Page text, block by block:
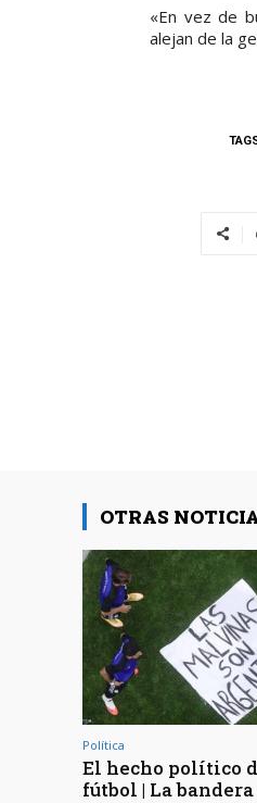
«En vez de
alejan de la
OTRAS
Política
El hecho político
fútbol | La